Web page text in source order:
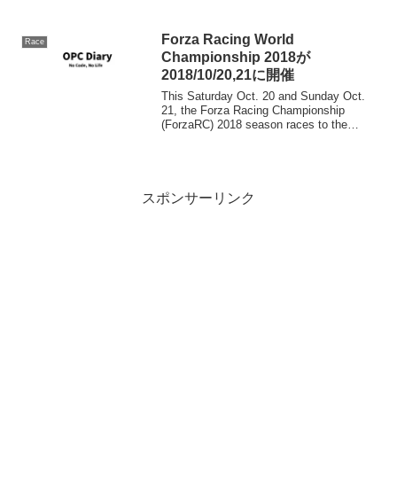
Race
Forza Racing World
Championship 2018が
2018/10/20,21に開催
This Saturday Oct. 20 and Sunday Oct.
21, the Forza Racing Championship
(ForzaRC) 2018 season races to the
スポンサーリンク